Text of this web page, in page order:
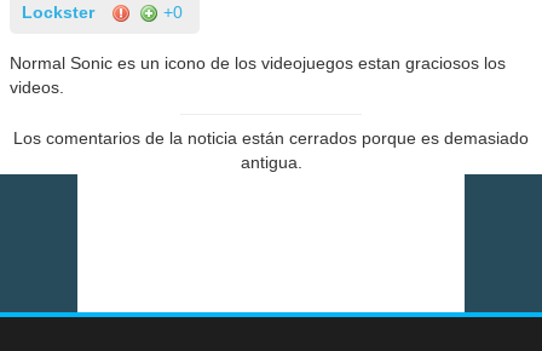
Lockster +0
Normal Sonic es un icono de los videojuegos estan graciosos los
videos.
Los comentarios de la noticia están cerrados porque es demasiado
antigua.